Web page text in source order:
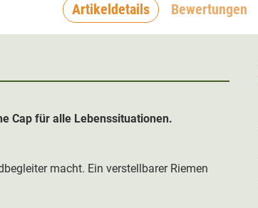
Artikeldetails Bewertungen
Cap für alle Lebenssituationen.
macht. Ein verstellbarer Riemen